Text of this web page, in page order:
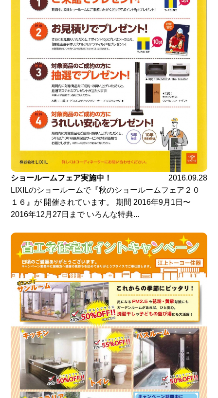
ショールームフェア実施中！
2016.09.28
LIXILのショールームで『秋のショールームフェア２０
１６』が 開催されています。 期間 2016年9月1日〜
2016年12月27日まで いろんな特典...